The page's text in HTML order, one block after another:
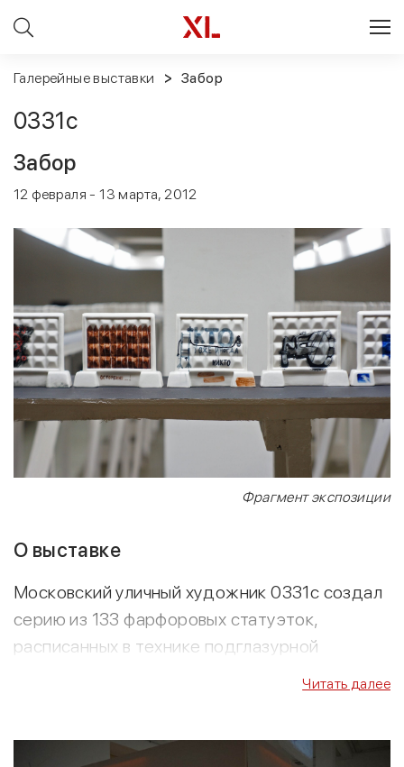
Галерейные выставки Забор
0331с
Забор
12 февраля - 13 марта, 2012
Фрагмент экспозиции
О выставке
Московский уличный художник 0331с создал
серию из 133 фарфоровых статуэток,
расписанных в технике подглазурной
росписи, воспроизводящих копию грубого
бывшего СНГ. В своей серии художник
Читать далее